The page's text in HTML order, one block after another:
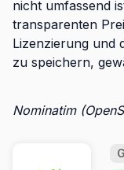
nicht umfassend
transparenten
Lizenzierung und
zu speichern,
Nominatim